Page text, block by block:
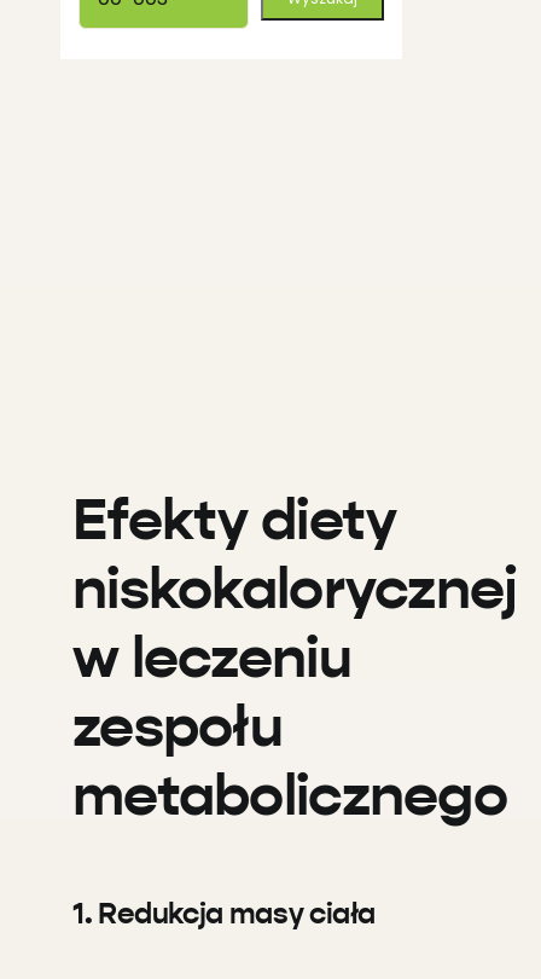
Efekty diety
niskokalorycznej
w leczeniu
zespołu
metabolicznego
1. Redukcja masy ciała